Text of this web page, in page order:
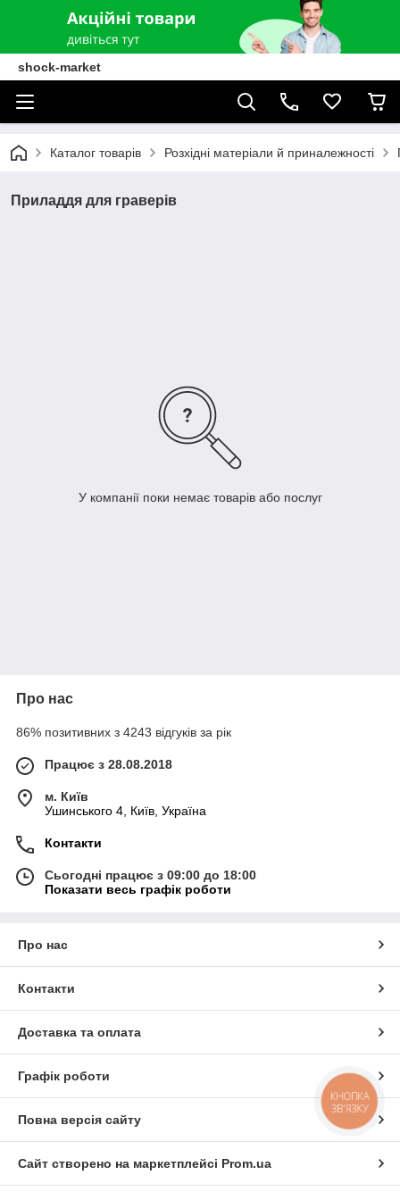
shock-market
Каталог товарів Розхідні матеріали й приналежності
Приладдя для граверів
У компанії поки немає товарів або послуг
Про нас
86% позитивних з 4243 відгуків за рік
Працює з 28.08.2018
м. Київ
Ушинського 4, Київ, Україна
Контакти
Сьогодні працює з 09:00 до 18:00
Показати весь графік роботи
Про нас
Контакти
Доставка та оплата
Графік роботи
Повна версія сайту
Сайт створено на маркетплейсі Prom.ua
КНОПКА
ЗВ'ЯЗКУ